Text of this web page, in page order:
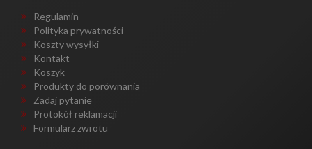
Regulamin
Polityka prywatności
Koszty wysyłki
Kontakt
Koszyk
Produkty do porównania
Zadaj pytanie
Protokół reklamacji
Formularz zwrotu